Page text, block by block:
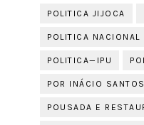
POLITICA JIJOCA
POLITICA NACIONAL
POLITICA—IPU
POR INÁCIO SANTOS
POUSADA E